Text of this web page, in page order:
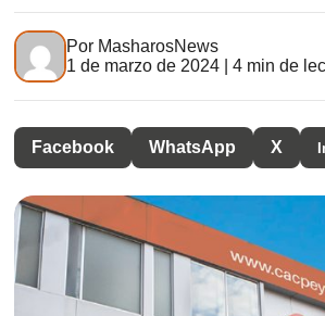
Por MasharosNews
1 de marzo de 2024 | 4 min de
Facebook WhatsApp X